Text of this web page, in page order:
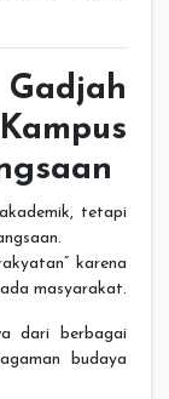
tetapi
karena
masyarakat.
dari berbagai
budaya